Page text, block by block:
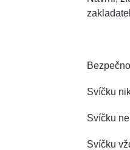
Svíčku
Svíčku
Svíčku